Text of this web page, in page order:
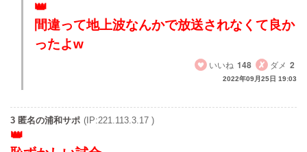
間違って地上波なんかで放送されなくて良か
ったよw
いいね 148 ダメ 2
2022年09月25日 19:03
3 匿名の浦和サポ (IP:221.113.3.17 )